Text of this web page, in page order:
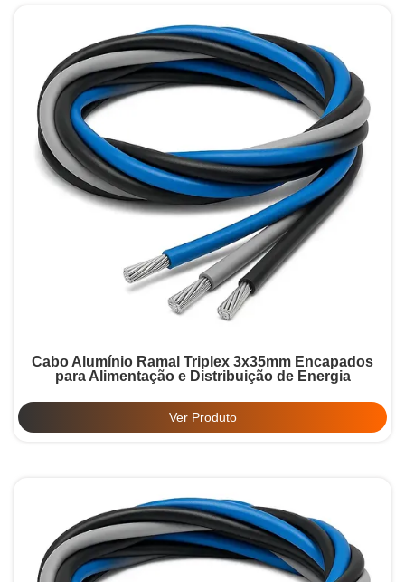
Cabo Alumínio Ramal Triplex 3x35mm Encapados
para Alimentação e Distribuição de Energia
Ver Produto